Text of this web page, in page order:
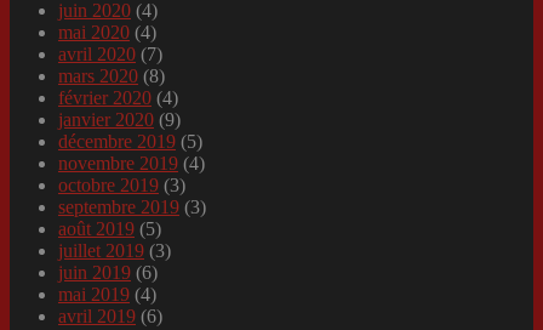
juin 2020 (4)
mai 2020 (4)
avril 2020 (7)
mars 2020 (8)
février 2020 (4)
janvier 2020 (9)
décembre 2019 (5)
novembre 2019 (4)
octobre 2019 (3)
septembre 2019 (3)
août 2019 (5)
juillet 2019 (3)
juin 2019 (6)
mai 2019 (4)
avril 2019 (6)